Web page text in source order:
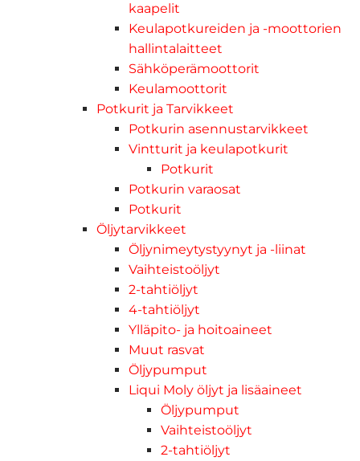
kaapelit
Keulapotkureiden ja -moottorien
hallintalaitteet
Sähköperämoottorit
Keulamoottorit
Potkurit ja Tarvikkeet
Potkurin asennustarvikkeet
Vintturit ja keulapotkurit
Potkurit
Potkurin varaosat
Potkurit
Öljytarvikkeet
Öljynimeytystyynyt ja -liinat
Vaihteistoöljyt
2-tahtiöljyt
4-tahtiöljyt
Ylläpito- ja hoitoaineet
Muut rasvat
Öljypumput
Liqui Moly öljyt ja lisäaineet
Öljypumput
Vaihteistoöljyt
2-tahtiöljyt